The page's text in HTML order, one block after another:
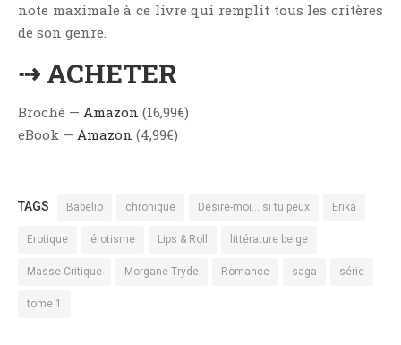
note maximale à ce livre qui remplit tous les critères
de son genre.
⇢ ACHETER
Broché — Amazon (16,99€)
eBook — Amazon (4,99€)
TAGS Babelio chronique Désire-moi... si tu peux Erika
Erotique érotisme Lips & Roll littérature belge
Masse Critique Morgane Tryde Romance saga série
tome 1